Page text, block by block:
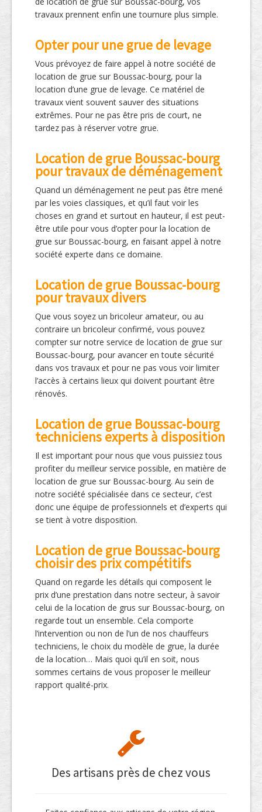
travaux prennent enfin une tournure plus simple.
Opter pour une grue de levage
Vous prévoyez de faire appel à notre société de
location de grue sur Boussac-bourg, pour la
location d’une grue de levage. Ce matériel de
travaux vient souvent sauver des situations
extrêmes. Pour ne pas être pris de court, ne
tardez pas à réserver votre grue.
Location de grue Boussac-bourg
pour travaux de déménagement
Quand un déménagement ne peut pas être mené
par les voies classiques, et qu’il faut voir les
choses en grand et surtout en hauteur, il est peut-
être utile pour vous d’opter pour la location de
grue sur Boussac-bourg, en faisant appel à notre
société experte dans ce domaine.
Location de grue Boussac-bourg
pour travaux divers
Que vous soyez un bricoleur amateur, ou au
contraire un bricoleur confirmé, vous pouvez
compter sur notre service de location de grue sur
Boussac-bourg, pour avancer en toute sécurité
dans vos travaux et pour ne pas vous voir limiter
l’accès à certains lieux qui doivent pourtant être
rénovés.
Location de grue Boussac-bourg
techniciens experts à disposition
Il est important pour nous que vous puissiez tous
profiter du meilleur service possible, en matière de
location de grue sur Boussac-bourg. Au sein de
notre société spécialisée dans ce secteur, c’est
donc une équipe de professionnels et d’experts qui
se tient à votre disposition.
Location de grue Boussac-bourg
choisir des prix compétitifs
Quand on regarde les détails qui composent le
prix d’une prestation dans notre secteur, à savoir
celui de la location de grus sur Boussac-bourg, on
regarde tout un ensemble. Cela comporte
l’intervention ou non de l’un de nos chauffeurs
techniciens, le choix du modèle de grue, la durée
de la location… Mais quoi qu’il en soit, nous
sommes certains de vous proposer le meilleur
rapport qualité-prix.
Des artisans près de chez vous